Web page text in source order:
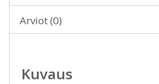
Arviot (0)
Kuvaus